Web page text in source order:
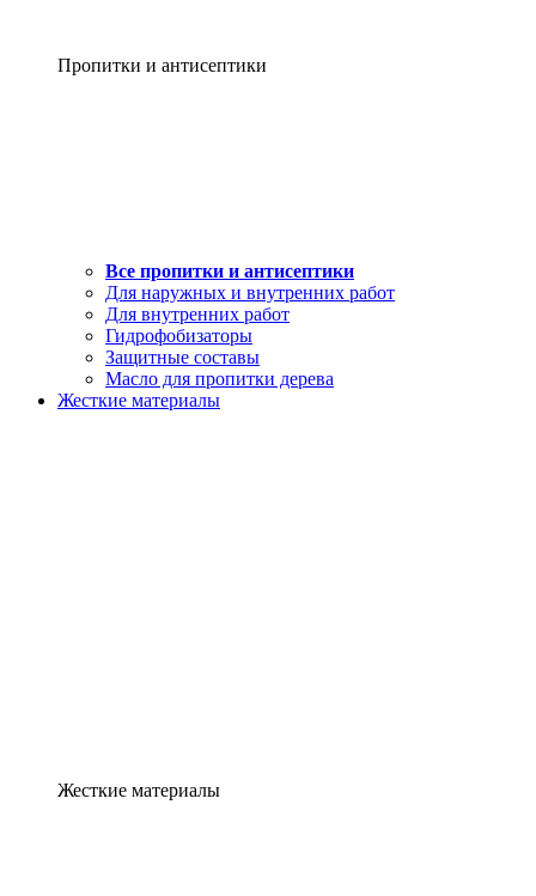
Пропитки и антисептики
Все пропитки и антисептики
Для наружных и внутренних работ
Для внутренних работ
Гидрофобизаторы
Защитные составы
Масло для пропитки дерева
Жесткие материалы
Жесткие материалы